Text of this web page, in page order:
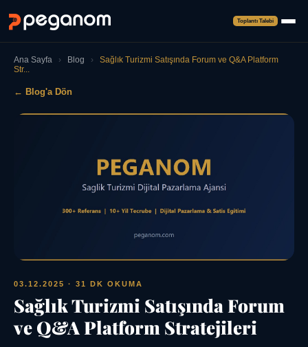
Toplantı Talebi
Ana Sayfa › Blog ›
Sağlık Turizmi Satışında Forum ve Q&A Platform
Str...
← Blog'a Dön
03.12.2025 · 31 DK OKUMA
Sağlık Turizmi Satışında Forum
ve Q&A Platform Stratejileri